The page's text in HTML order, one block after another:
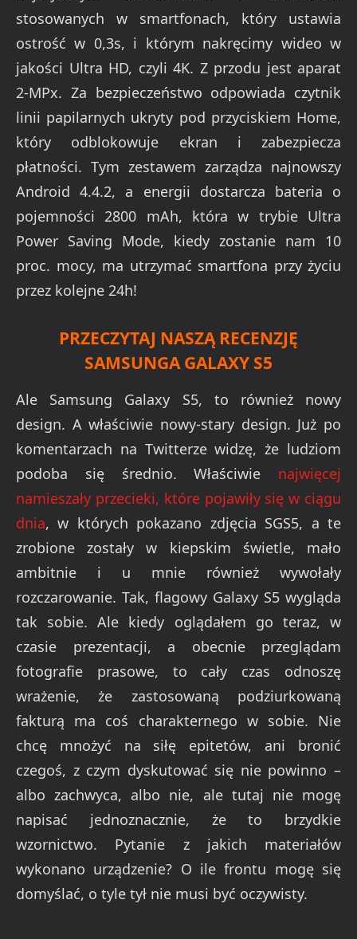
stosowanych w smartfonach, który ustawia
ostrość w 0,3s, i którym nakręcimy wideo w
jakości Ultra HD, czyli 4K. Z przodu jest aparat
2-MPx. Za bezpieczeństwo odpowiada czytnik
linii papilarnych ukryty pod przyciskiem Home,
który odblokowuje ekran i zabezpiecza
płatności. Tym zestawem zarządza najnowszy
Android 4.4.2, a energii dostarcza bateria o
pojemności 2800 mAh, która w trybie Ultra
Power Saving Mode, kiedy zostanie nam 10
proc. mocy, ma utrzymać smartfona przy życiu
przez kolejne 24h!
PRZECZYTAJ NASZĄ RECENZJĘ
SAMSUNGA GALAXY S5
Ale Samsung Galaxy S5, to również nowy
design. A właściwie nowy-stary design. Już po
komentarzach na Twitterze widzę, że ludziom
podoba się średnio. Właściwie najwięcej
namieszały przecieki, które pojawiły się w ciągu
dnia, w których pokazano zdjęcia SGS5, a te
zrobione zostały w kiepskim świetle, mało
ambitnie i u mnie również wywołały
rozczarowanie. Tak, flagowy Galaxy S5 wygląda
tak sobie. Ale kiedy oglądałem go teraz, w
czasie prezentacji, a obecnie przeglądam
fotografie prasowe, to cały czas odnoszę
wrażenie, że zastosowaną podziurkowaną
fakturą ma coś charakternego w sobie. Nie
chcę mnożyć na siłę epitetów, ani bronić
czegoś, z czym dyskutować się nie powinno –
albo zachwyca, albo nie, ale tutaj nie mogę
napisać jednoznacznie, że to brzydkie
wzornictwo. Pytanie z jakich materiałów
wykonano urządzenie? O ile frontu mogę się
domyślać, o tyle tył nie musi być oczywisty.